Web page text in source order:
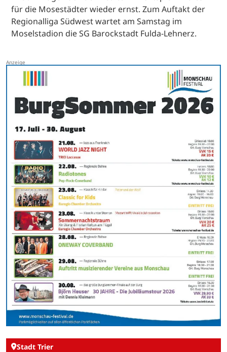
für die Mosestädter wieder ernst. Zum Auftakt der
Regionalliga Südwest wartet am Samstag im
Moselstadion die SG Barockstadt Fulda-Lehnerz.
Stadt Trier